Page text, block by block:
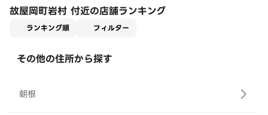
故屋岡町岩村 付近の店舗ランキング
ランキング順 フィルター
その他の住所から探す
朝根